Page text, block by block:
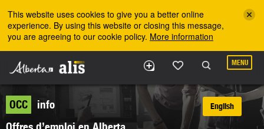
This website uses cookies to give you a better online
experience. By using this website or closing this message,
you are agreeing to our cookie policy. More information
MENU
OCC
info
English